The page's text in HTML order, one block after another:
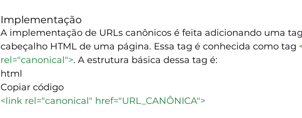
Implementação
A implementação de URLs canônicos é feita adicionando uma
cabeçalho HTML de uma página. Essa tag é conhecida como tag
rel="canonical">. A estrutura básica dessa tag é:
html
Copiar código
<link rel="canonical" href="URL_CANÔNICA">